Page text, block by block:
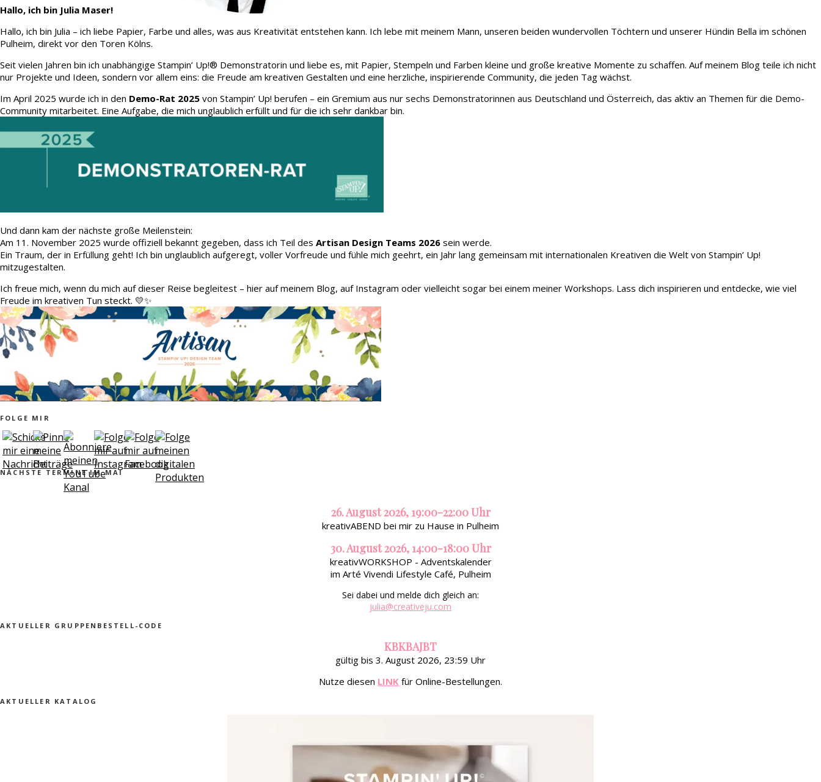
Hallo, ich bin Julia Maser!
Hallo, ich bin Julia – ich liebe Papier, Farbe und alles, was aus Kreativität entstehen kann. Ich lebe mit meinem Mann, unseren beiden wundervollen Töchtern und unserer Hündin Bella im schönen
Pulheim, direkt vor den Toren Kölns.
Seit vielen Jahren bin ich unabhängige Stampin’ Up!® Demonstratorin und liebe es, mit Papier, Stempeln und Farben kleine und große kreative Momente zu schaffen. Auf meinem Blog teile ich nicht
nur Projekte und Ideen, sondern vor allem eins: die Freude am kreativen Gestalten und eine herzliche, inspirierende Community, die jeden Tag wächst.
Im April 2025 wurde ich in den Demo-Rat 2025 von Stampin’ Up! berufen – ein Gremium aus nur sechs Demonstratorinnen aus Deutschland und Österreich, das aktiv an Themen für die Demo-
Community mitarbeitet. Eine Aufgabe, die mich unglaublich erfüllt und für die ich sehr dankbar bin.
Und dann kam der nächste große Meilenstein:
Am 11. November 2025 wurde offiziell bekannt gegeben, dass ich Teil des Artisan Design Teams 2026 sein werde.
Ein Traum, der in Erfüllung geht! Ich bin unglaublich aufgeregt, voller Vorfreude und fühle mich geehrt, ein Jahr lang gemeinsam mit internationalen Kreativen die Welt von Stampin’ Up!
mitzugestalten.
Ich freue mich, wenn du mich auf dieser Reise begleitest – hier auf meinem Blog, auf Instagram oder vielleicht sogar bei einem meiner Workshops. Lass dich inspirieren und entdecke, wie viel
Freude im kreativen Tun steckt. 💛✨
FOLGE MIR
NÄCHSTE TERMINE IM MAI
26. August 2026, 19:00-22:00 Uhr
kreativABEND bei mir zu Hause in Pulheim
30. August 2026, 14:00-18:00 Uhr
kreativWORKSHOP - Adventskalender
im Arté Vivendi Lifestyle Café, Pulheim
Sei dabei und melde dich gleich an:
julia@creativeju.com
AKTUELLER GRUPPENBESTELL-CODE
KBKBAJBT
gültig bis 3. August 2026, 23:59 Uhr
Nutze diesen LINK für Online-Bestellungen.
AKTUELLER KATALOG